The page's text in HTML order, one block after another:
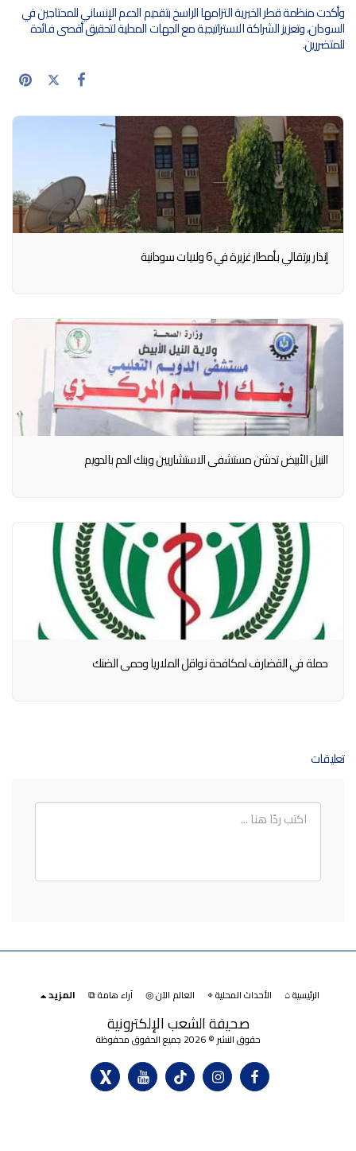
وأكدت منظمة قطر الخيرية التزامها الراسخ بتقديم الدعم الإنساني للمحتاجين في
السودان، وتعزيز الشراكة الاستراتيجية مع الجهات المحلية لتحقيق أقصى فائدة
للمتضررين.
إنذار برتقالي بأمطار غزيرة في 6 ولايات سودانية
النيل الأبيض تدشن مستشفى الاستشاريين وبنك الدم بالدويم
حملة في القضارف لمكافحة نواقل الملاريا وحمى الضنك
تعليقات
صحيفة الشعب الإلكترونية
حقوق النشر © 2026 جميع الحقوق محفوظة
الرئيسية ⌂ الأحداث المحلية ⌖ العالم الآن ◎ آراء هامة ⧉ المزيد